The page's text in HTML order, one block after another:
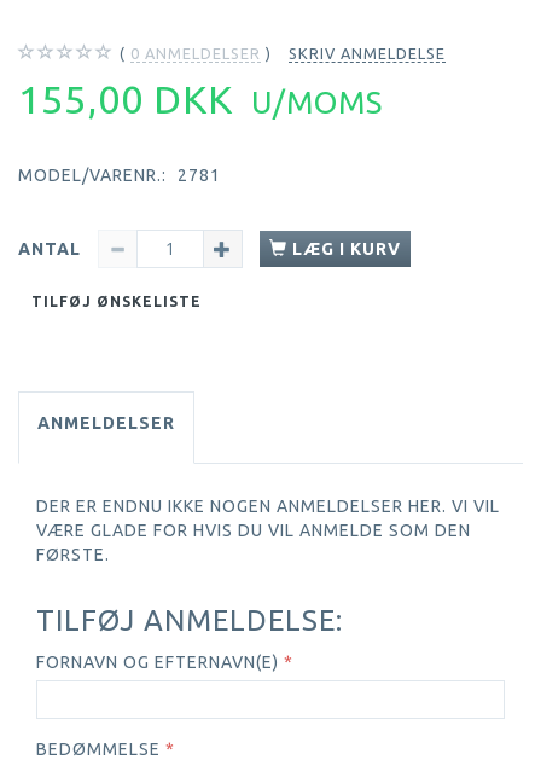
0 ANMELDELSER SKRIV ANMELDELSE
155,00 DKK U/MOMS
MODEL/VARENR.: 2781
ANTAL LÆG I KURV
TILFØJ ØNSKELISTE
ANMELDELSER
DER ER ENDNU IKKE NOGEN ANMELDELSER HER. VI VIL
VÆRE GLADE FOR HVIS DU VIL ANMELDE SOM DEN
FØRSTE.
TILFØJ ANMELDELSE:
FORNAVN OG EFTERNAVN(E)
BEDØMMELSE